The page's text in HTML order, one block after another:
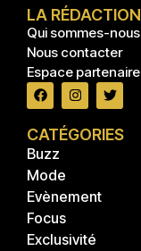
LA RÉDACTION
Qui sommes-nous
Nous contacter
Espace partenaire
CATÉGORIES
Buzz
Mode
Evènement
Focus
Exclusivité